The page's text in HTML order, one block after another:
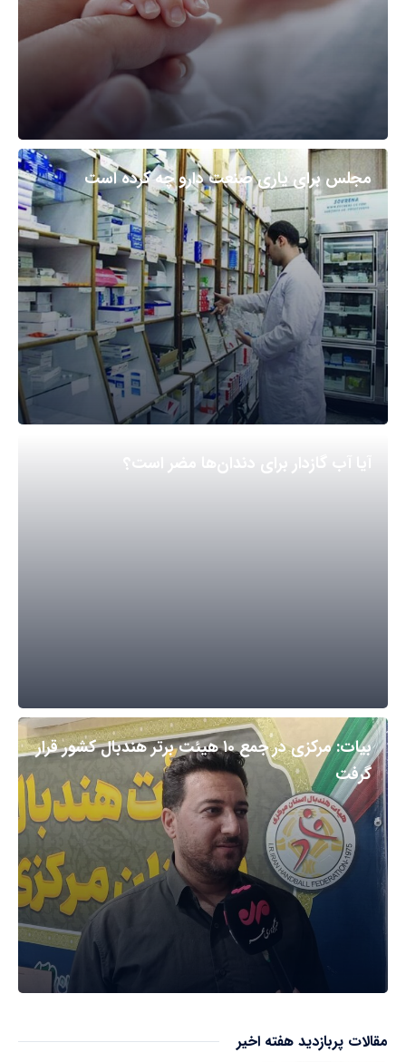
مجلس برای یاری صنعت دارو چه کرده است
آیا آب گازدار برای دندان‌ها مضر است؟
بیات: مرکزی در جمع ۱۰ هیئت برتر هندبال کشور قرار
گرفت
مقالات پربازدید هفته اخیر